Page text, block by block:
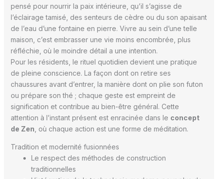
pensé pour nourrir la paix intérieure, qu’il s’agisse de
l’éclairage tamisé, des senteurs de cèdre ou du son apaisant
de l’eau d’une fontaine en pierre. Vivre au sein d’une telle
maison, c’est embrasser une vie moins encombrée, plus
réfléchie, où le moindre détail a une intention.
Pour les résidents, le rituel quotidien devient une pratique
de pleine conscience. La façon dont on retire ses
chaussures avant d’entrer, la manière dont on plie son futon
ou prépare son thé ; chaque geste est empreint de
signification et contribue au bien-être général. Cette
attention à l’instant présent est enracinée dans le concept
de Zen , où chaque action est une forme de méditation.
Tradition et modernité fusionnées
Le respect des méthodes de construction
traditionnelles